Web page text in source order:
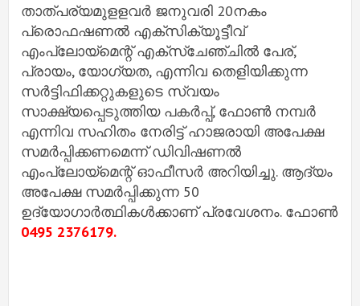
താത്പര്യമുളളവര്‍ ജനുവരി 20നകം
പ്രൊഫഷണല്‍ എക്‌സിക്യൂട്ടീവ്
എംപ്ലോയ്മെന്റ് എക്സ്ചേഞ്ചില്‍ പേര്,
പ്രായം, യോഗ്യത, എന്നിവ തെളിയിക്കുന്ന
സര്‍ട്ടിഫിക്കറ്റുകളുടെ സ്വയം
സാക്ഷ്യപ്പെടുത്തിയ പകര്‍പ്പ്, ഫോണ്‍ നമ്പര്‍
എന്നിവ സഹിതം നേരിട്ട് ഹാജരായി അപേക്ഷ
സമര്‍പ്പിക്കണമെന്ന് ഡിവിഷണല്‍
എംപ്ലോയ്മെന്റ് ഓഫീസര്‍ അറിയിച്ചു. ആദ്യം
അപേക്ഷ സമര്‍പ്പിക്കുന്ന 50
ഉദ്യോഗാര്‍ത്ഥികള്‍ക്കാണ് പ്രവേശനം. ഫോണ്‍
0495 2376179.